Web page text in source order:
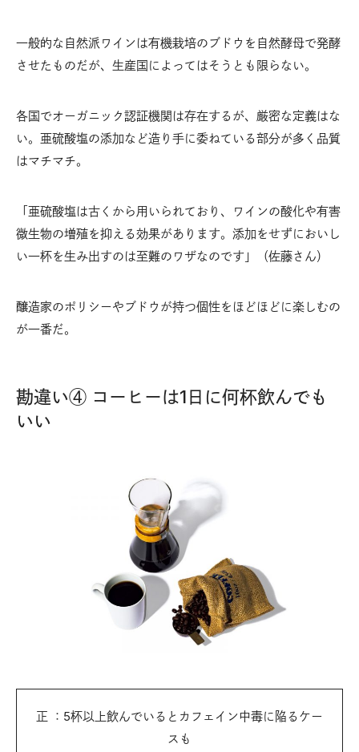
一般的な自然派ワインは有機栽培のブドウを自然酵母で発酵
させたものだが、生産国によってはそうとも限らない。
各国でオーガニック認証機関は存在するが、厳密な定義はな
い。亜硫酸塩の添加など造り手に委ねている部分が多く品質
はマチマチ。
「亜硫酸塩は古くから用いられており、ワインの酸化や有害
微生物の増殖を抑える効果があります。添加をせずにおいし
い一杯を生み出すのは至難のワザなのです」（佐藤さん）
醸造家のポリシーやブドウが持つ個性をほどほどに楽しむの
が一番だ。
勘違い④ コーヒーは1日に何杯飲んでも
いい
正 ：5杯以上飲んでいるとカフェイン中毒に陥るケー
スも